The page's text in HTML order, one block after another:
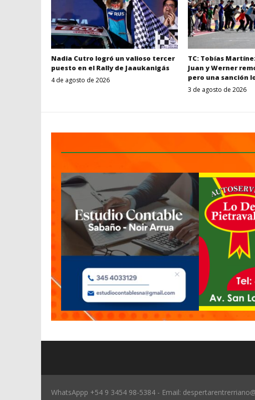
Nadia Cutro logró un valioso tercer
puesto en el Rally de Jaaukanigás
4 de agosto de 2026
TC: Tobías
Juan y Werner
pero una sanción
3 de agosto de 2026
WhatsAppp +54 9 3454 98-5384 - Email: